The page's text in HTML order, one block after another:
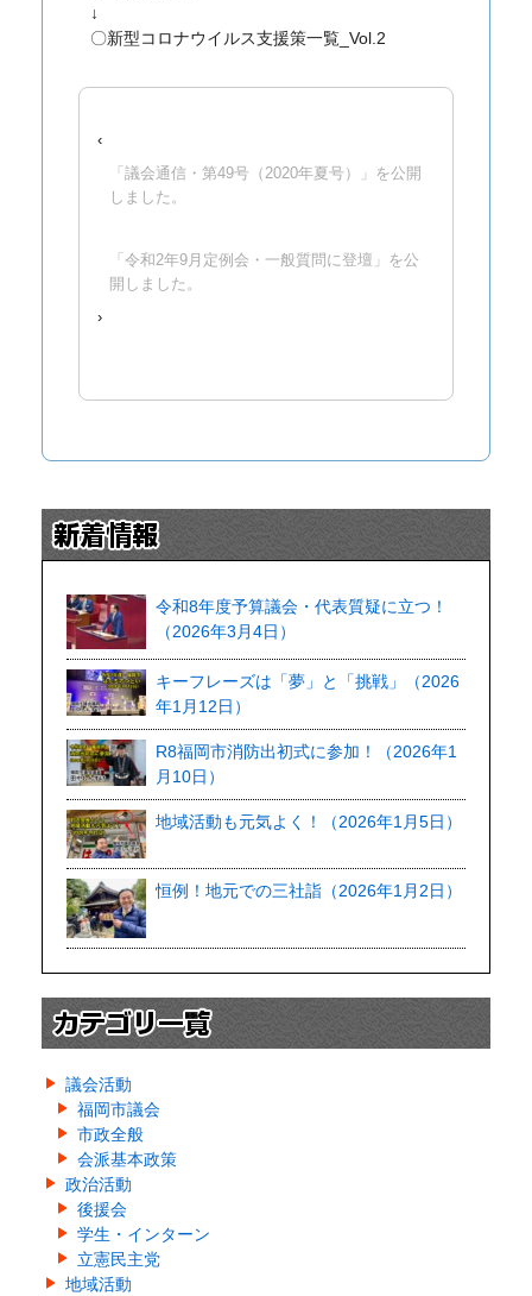
↓
〇新型コロナウイルス支援策一覧_Vol.2
‹
「議会通信・第49号（2020年夏号）」を公開
しました。
「令和2年9月定例会・一般質問に登壇」を公
開しました。
›
令和8年度予算議会・代表質疑に立つ！
（2026年3月4日）
キーフレーズは「夢」と「挑戦」（2026
年1月12日）
R8福岡市消防出初式に参加！（2026年1
月10日）
地域活動も元気よく！（2026年1月5日）
恒例！地元での三社詣（2026年1月2日）
議会活動
福岡市議会
市政全般
会派基本政策
政治活動
後援会
学生・インターン
立憲民主党
地域活動